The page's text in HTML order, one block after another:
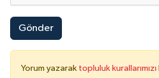
Gönder
Yorum yazarak topluluk kurallarımızı